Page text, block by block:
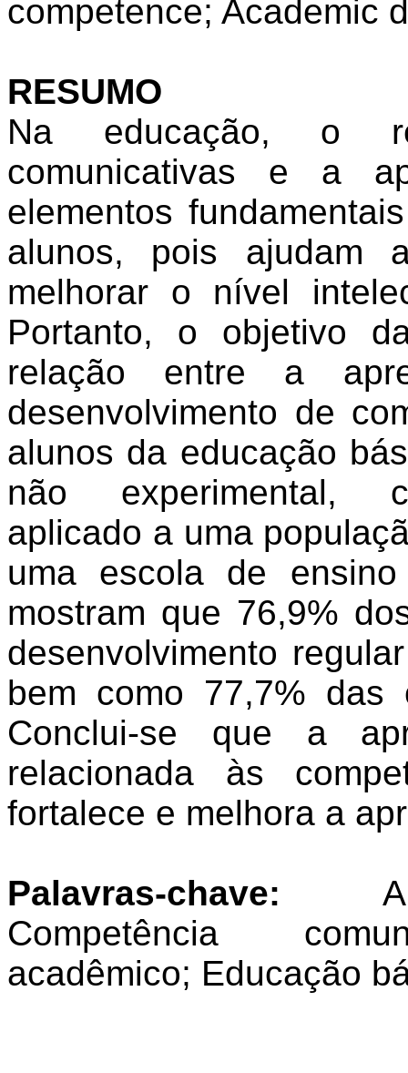
competence; Academic
RESUMO
Na educação, o
comunicativas e a
elementos fundamentais
alunos, pois ajudam
melhorar o nível
Portanto, o objetivo
relação entre a
desenvolvimento de
alunos da educação
não experimental,
aplicado a uma
uma
escola de ensino
mostram que 76,9%
desenvolvimento
bem como 77,7% das
Conclui-se que a
relacionada
às
fortalece e melhora a
Palavras-chave:
Competência
acadêmico; Educação